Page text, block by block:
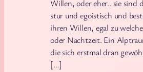
Willen, oder eher.. sie sind
stur und egoistisch und
ihren Willen, egal zu
oder Nachtzeit. Ein
die sich erstmal dran
[…]